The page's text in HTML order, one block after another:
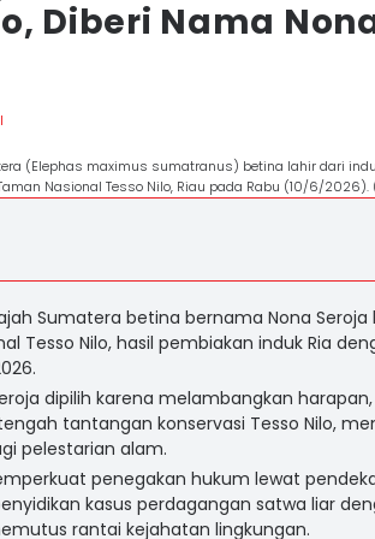
Diberi Nama
(Elephas maximus sumatranus) betina lahir dari
Nasional Tesso Nilo, Riau pada Rabu (10/6/2026).
Sumatera betina bernama Nona Seroja
Tesso Nilo, hasil pembiakan induk Ria
dipilih karena melambangkan
tantangan konservasi Tesso Nilo,
pelestarian alam.
penegakan hukum lewat
kasus perdagangan satwa liar
rantai kejahatan lingkungan.